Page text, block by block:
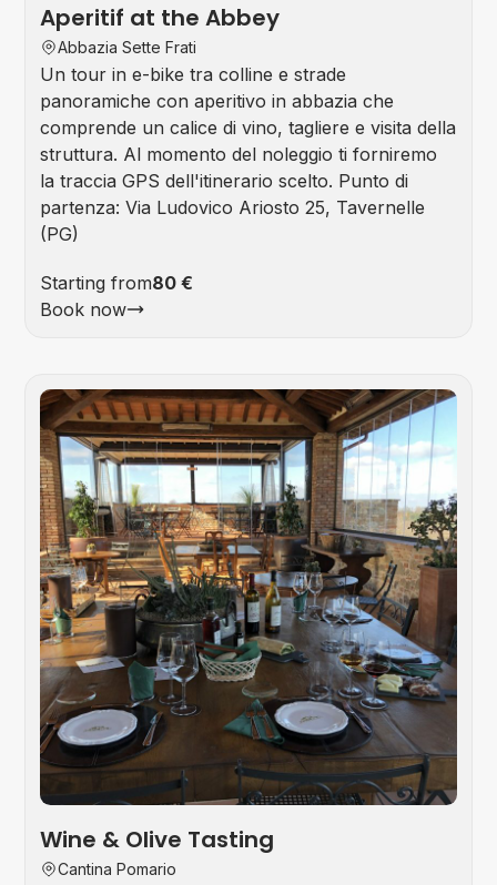
Aperitif at the Abbey
Abbazia Sette Frati
Un tour in e-bike tra colline e strade
panoramiche con aperitivo in abbazia che
comprende un calice di vino, tagliere e visita della
struttura. Al momento del noleggio ti forniremo
la traccia GPS dell'itinerario scelto. Punto di
partenza: Via Ludovico Ariosto 25, Tavernelle
(PG)
Starting from80 €
Book now
Wine & Olive Tasting
Cantina Pomario